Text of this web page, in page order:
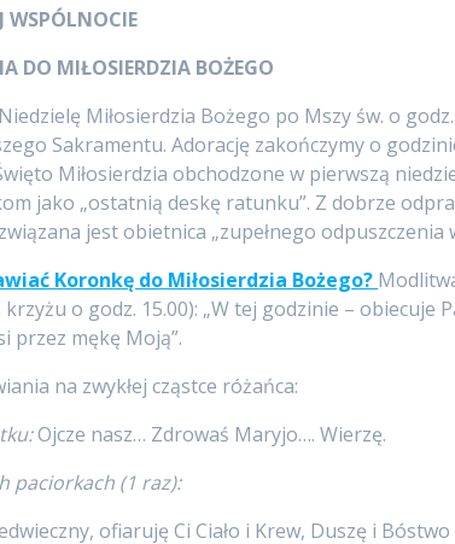
WSPÓLNOCIE
DO MIŁOSIERDZIA BOŻEGO
Miłosierdzia Bożego po Mszy św. o
Sakramentu. Adorację zakończymy o
Miłosierdzia obchodzone w pierwszą
jako „ostatnią deskę ratunku”. Z dobrze
jest obietnica „zupełnego odpuszczenia
Koronkę do Miłosierdzia Bożego?
krzyżu o godz. 15.00): „W tej godzinie – obiecuje
przez mękę Moją”.
na zwykłej cząstce różańca:
Ojcze nasz… Zdrowaś Maryjo…. Wierzę.
paciorkach (1 raz):
ofiaruję Ci Ciało i Krew, Duszę i